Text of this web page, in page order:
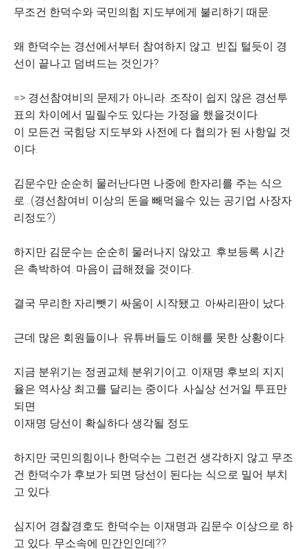
무조건 한덕수와 국민의힘 지도부에게 불리하기 때문.
왜 한덕수는 경선에서부터 참여하지 않고. 빈집 털듯이 경
선이 끝나고 덤벼드는 것인가?
=> 경선참여비의 문제가 아니라. 조작이 쉽지 않은 경선투
표의 차이에서 밀릴수도 있다는 가정을 했을것이다.
이 모든건 국힘당 지도부와 사전에 다 협의가 된 사항일 것
이다.
김문수만 순순히 물러난다면 나중에 한자리를 주는 식으
로...(경선참여비 이상의 돈을 빼먹을수 있는 공기업 사장자
리정도?)
하지만 김문수는 순순히 물러나지 않았고. 후보등록 시간
은 촉박하여. 마음이 급해졌을 것이다.
결국 무리한 자리뺏기 싸움이 시작됐고. 아싸리판이 났다.
근데 많은 회원들이나. 유튜버들도 이해를 못한 상황이다.
지금 분위기는 정권교체 분위기이고. 이재명 후보의 지지
율은 역사상 최고를 달리는 중이다. 사실상 선거일 투표만
되면
이재명 당선이 확실하다 생각될 정도.
하지만 국민의힘이나 한덕수는 그런건 생각하지 않고 무조
건 한덕수가 후보가 되면 당선이 된다는 식으로 밀어 부치
고 있다.
심지어 경찰경호도 한덕수는 이재명과 김문수 이상으로 하
고 있다. 무소속에 민간인인데??